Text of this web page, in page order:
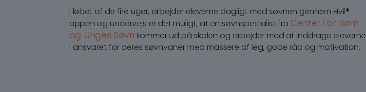
I løbet af de fire uger, arbejder eleverne dagligt med søvnen gennem Hvil®
appen og undervejs er det muligt, at en søvnspecialist fra Center For Børn
og Unges Søvn kommer ud på skolen og arbejder med at inddrage eleverne
i ansvaret for deres søvnvaner med massere af leg, gode råd og motivation.